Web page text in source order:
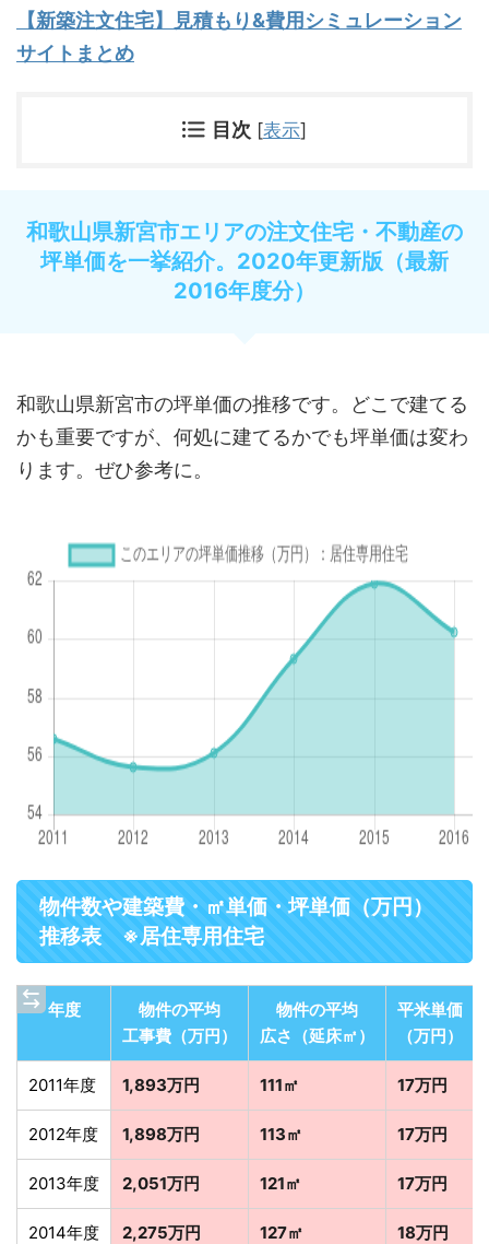
【新築注文住宅】見積もり&費用シミュレーション
サイトまとめ
目次 [表示]
和歌山県新宮市エリアの注文住宅・不動産の
坪単価を一挙紹介。2020年更新版（最新
2016年度分）
和歌山県新宮市の坪単価の推移です。どこで建てる
かも重要ですが、何処に建てるかでも坪単価は変わ
ります。ぜひ参考に。
物件数や建築費・㎡単価・坪単価（万円）
推移表 ※居住専用住宅
年度
物件の平均
工事費（万円）
物件の平均
広さ（延床㎡）
平米単価
（万円）
2011年度 1,893万円 111㎡ 17万円
2012年度 1,898万円 113㎡ 17万円
2013年度 2,051万円 121㎡ 17万円
2014年度 2,275万円 127㎡ 18万円